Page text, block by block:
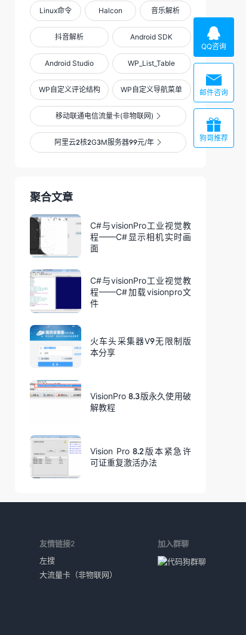
Linux命令 Halcon 音乐解析
抖音解析 Android SDK
Android Studio WP_List_Table
WP自定义评论结构 WP自定义导航菜单
移动联通电信流量卡(非物联网) 
阿里云2核2G3M服务器99元/年 
聚合文章
C#与visionPro工业视觉教
程——C#显示相机实时画
面
C#与visionPro工业视觉教
程——C#加载visionpro文
件
火车头采集器V9无限制版
本分享
VisionPro 8.3版永久使用破
解教程
Vision Pro 8.2版本紧急许
可证重复激活办法
友情链接2
左搜
大流量卡（非物联网）
加入群聊

QQ咨询

邮件咨询

狗哥推荐